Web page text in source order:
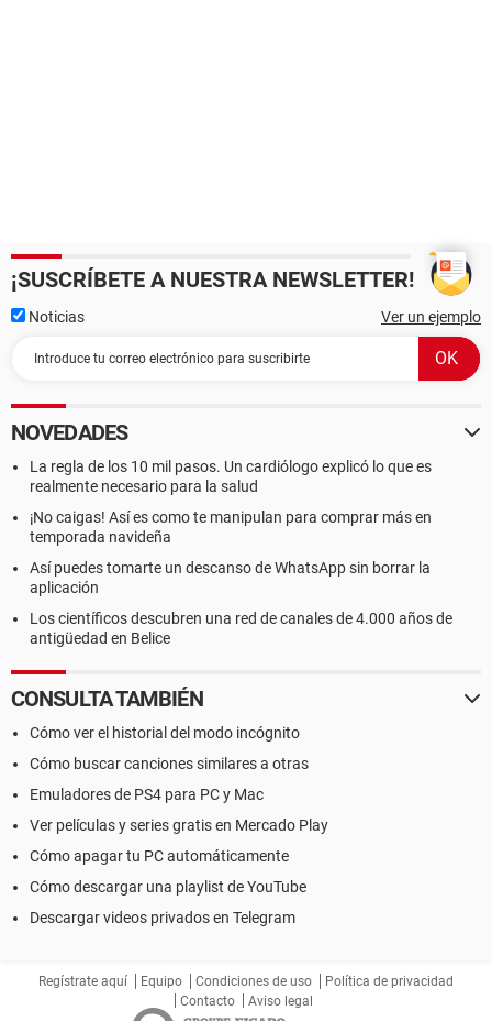
¡SUSCRÍBETE A NUESTRA NEWSLETTER!
Noticias Ver un ejemplo
NOVEDADES
La regla de los 10 mil pasos. Un cardiólogo explicó lo que es
realmente necesario para la salud
¡No caigas! Así es como te manipulan para comprar más en
temporada navideña
Así puedes tomarte un descanso de WhatsApp sin borrar la
aplicación
Los científicos descubren una red de canales de 4.000 años de
antigüedad en Belice
CONSULTA TAMBIÉN
Cómo ver el historial del modo incógnito
Cómo buscar canciones similares a otras
Emuladores de PS4 para PC y Mac
Ver películas y series gratis en Mercado Play
Cómo apagar tu PC automáticamente
Cómo descargar una playlist de YouTube
Descargar videos privados en Telegram
Regístrate aquí Equipo Condiciones de uso
Política de privacidad
Contacto
Aviso legal